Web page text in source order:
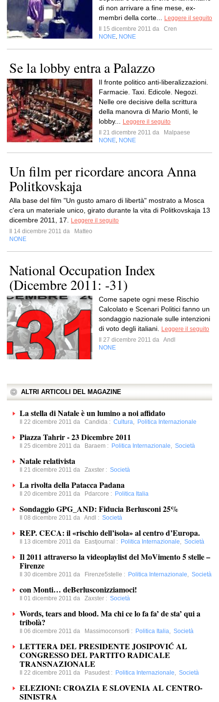
di non arrivare a fine mese, ex-
membri della corte...
Leggere il seguito
Il 15 dicembre 2011 da
Cren
NONE NONE
Se la lobby entra a Palazzo
Il fronte politico anti-liberalizzazioni.
Farmacie. Taxi. Edicole. Negozi.
Nelle ore decisive della scrittura
della manovra di Mario Monti, le
lobby...
Leggere il seguito
Il 21 dicembre 2011 da
Malpaese
NONE NONE
Un film per ricordare ancora Anna
Politkovskaja
Alla base del film "Un gusto amaro di libertà" mostrato a Mosca
c'era un materiale unico, girato durante la vita di Politkovskaja 13
dicembre 2011, 17.
Leggere il seguito
Il 14 dicembre 2011 da
Matteo
NONE
National Occupation Index
(Dicembre 2011: -31)
Come sapete ogni mese Rischio
Calcolato e Scenari Politici fanno un
sondaggio nazionale sulle intenzioni
di voto degli italiani.
Leggere il seguito
Il 27 dicembre 2011 da Andl
NONE
ALTRI ARTICOLI DEL MAGAZINE
La stella di Natale è un lumino a noi affidato
Il 22 dicembre 2011 da Candida : Cultura, Politica Internazionale
Piazza Tahrir - 23 Dicembre 2011
Il 25 dicembre 2011 da Baraem : Politica Internazionale, Società
Natale relativista
Il 21 dicembre 2011 da Zaxster : Società
La rivolta della Patacca Padana
Il 20 dicembre 2011 da Pdarcore : Politica Italia
Sondaggio GPG_AND: Fiducia Berlusconi 25%
Il 08 dicembre 2011 da Andl : Società
REP. CECA: il «rischio dell’isola» al centro d’Europa.
Il 13 dicembre 2011 da Eastjournal : Politica Internazionale, Società
Il 2011 attraverso la videoplaylist del MoVimento 5 stelle –
Firenze
Il 30 dicembre 2011 da Firenze5stelle : Politica Internazionale, Società
con Monti… deBerlusconizziamoci!
Il 01 dicembre 2011 da Zaxster : Società
Words, tears and blood. Ma chi ce lo fa fa’ de sta’ qui a
tribolà?
Il 06 dicembre 2011 da Massimoconsorti : Politica Italia, Società
LETTERA DEL PRESIDENTE JOSIPOVIĆ AL
CONGRESSO DEL PARTITO RADICALE
TRANSNAZIONALE
Il 22 dicembre 2011 da Pasudest : Politica Internazionale, Società
ELEZIONI: CROAZIA E SLOVENIA AL CENTRO-
SINISTRA